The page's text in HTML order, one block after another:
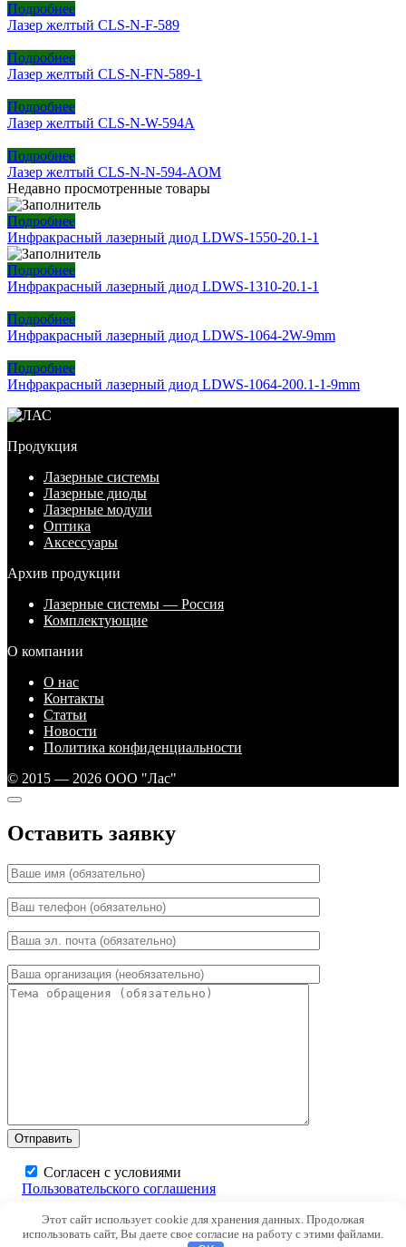
Подробнее
Лазер желтый CLS-N-F-589
Подробнее
Лазер желтый CLS-N-FN-589-1
Подробнее
Лазер желтый CLS-N-W-594A
Подробнее
Лазер желтый CLS-N-N-594-AOM
Недавно просмотренные товары
Подробнее
Инфракрасный лазерный диод LDWS-1550-20.1-1
Подробнее
Инфракрасный лазерный диод LDWS-1310-20.1-1
Подробнее
Инфракрасный лазерный диод LDWS-1064-2W-9mm
Подробнее
Инфракрасный лазерный диод LDWS-1064-200.1-1-9mm
Продукция
Лазерные системы
Лазерные диоды
Лазерные модули
Оптика
Аксессуары
Архив продукции
Лазерные системы — Россия
Комплектующие
О компании
О нас
Контакты
Статьи
Новости
Политика конфиденциальности
© 2015 — 2026 ООО "Лас"
Оставить заявку
Согласен с условиями
Пользовательского соглашения
Этот сайт использует cookie для хранения данных. Продолжая
использовать сайт, Вы даете свое согласие на работу с этими файлами.